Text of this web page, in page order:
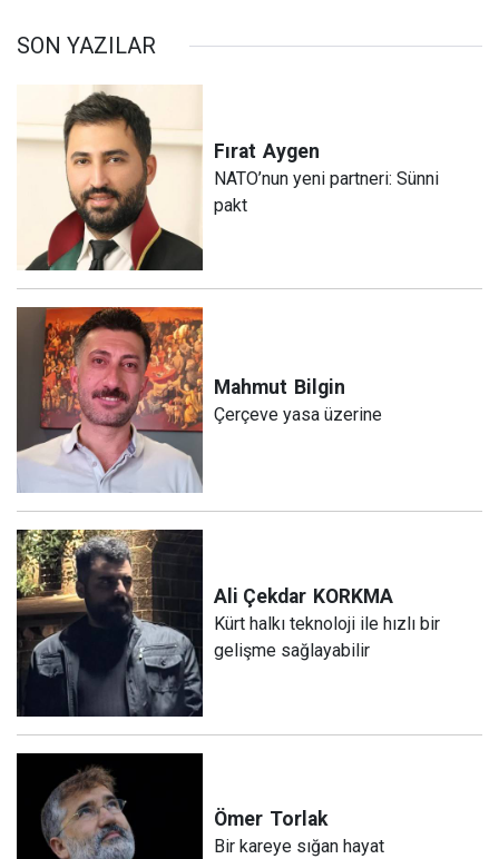
SON YAZILAR
Fırat Aygen
NATO’nun yeni partneri: Sünni
pakt
Mahmut Bilgin
Çerçeve yasa üzerine
Ali Çekdar KORKMA
Kürt halkı teknoloji ile hızlı bir
gelişme sağlayabilir
Ömer Torlak
Bir kareye sığan hayat